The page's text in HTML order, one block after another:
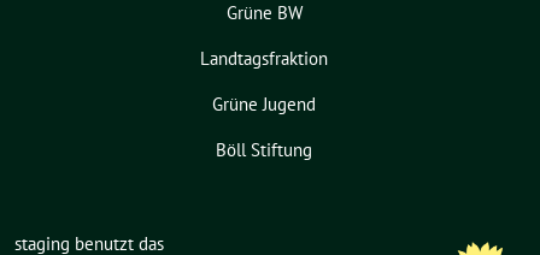
Grüne BW
Landtagsfraktion
Grüne Jugend
Böll Stiftung
staging benutzt das